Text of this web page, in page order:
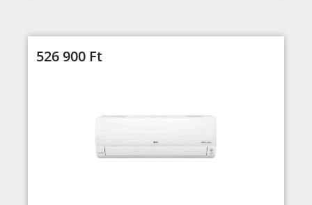
526 900 Ft